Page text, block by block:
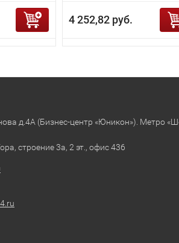
4 252,82 руб.
д.4А (Бизнес-центр «Юникон»). Метро
строение 3а, 2 эт., офис 436